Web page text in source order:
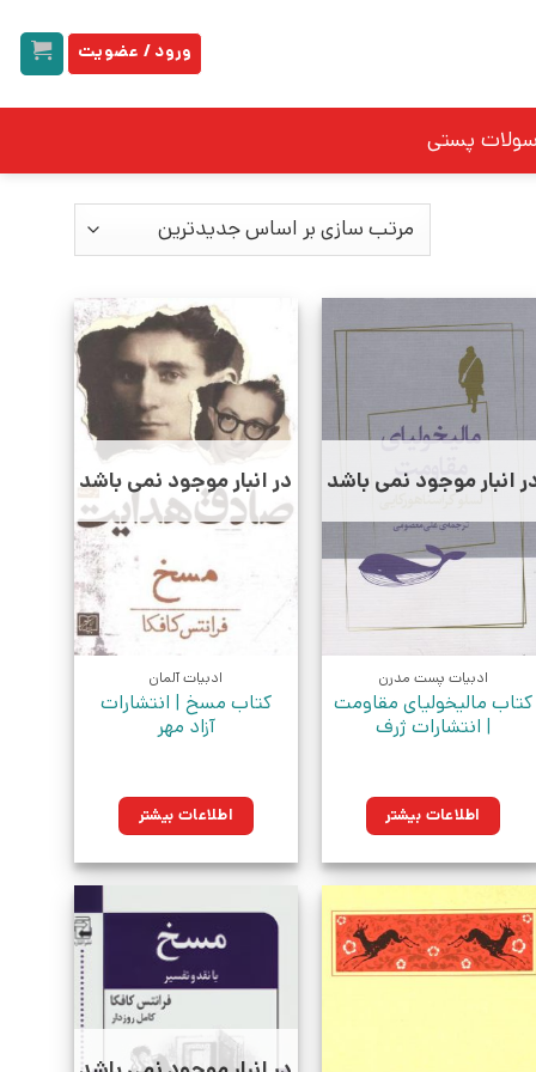
ورود / عضویت
پستی
انبار موجود نمی باشد
ادبیات پست مدرن
کتاب مالیخولیای مقاومت
| انتشارات ژرف
اطلاعات بیشتر
در انبار موجود نمی باشد
ادبیات آلمان
کتاب مسخ | انتشارات
آزاد مهر
اطلاعات بیشتر